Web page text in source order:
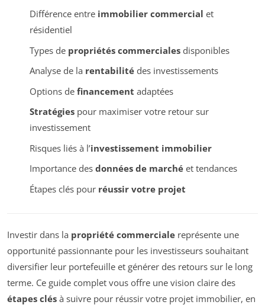
Différence entre immobilier commercial et
résidentiel
Types de propriétés commercialesdisponibles
Analyse de la rentabilitédes investissements
Options de financement adaptées
Stratégiespour maximiser votre retour sur
investissement
Risques liés à l’investissement immobilier
Importance des données de marchéet tendances
Étapes clés pour réussir votre projet
Investir dans la propriété commerciale représente une
opportunité passionnante pour les investisseurs souhaitant
diversifier leur portefeuille et générer des retours sur le long
terme. Ce guide complet vous offre une vision claire des
étapes clés à suivre pour réussir votre projet immobilier, en